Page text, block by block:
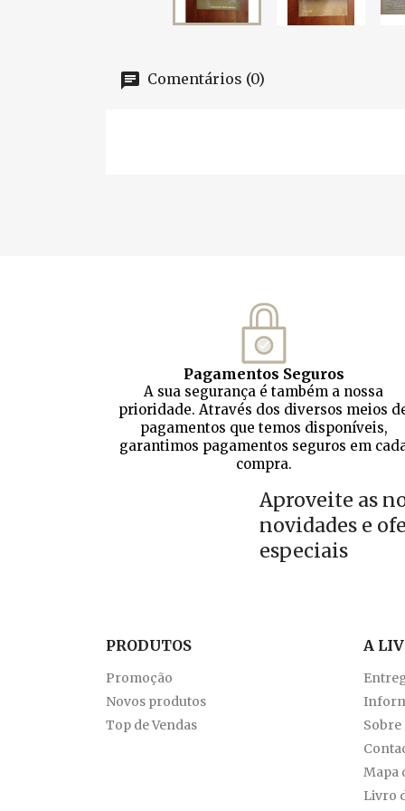
Comentários (0)
Pagamentos Seguros
A sua segurança é também a nossa
prioridade. Através dos diversos meios
pagamentos que temos disponíveis,
garantimos pagamentos seguros em
compra.
Aproveite as
novidades e
especiais
PRODUTOS
Promoção
Novos produtos
Top de Vendas
A
Sobre
Mapa
Livro